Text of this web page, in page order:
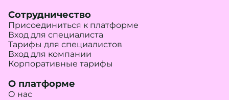
Сотрудничество
Присоединиться к платформе
Вход для специалиста
Тарифы для специалистов
Вход для компании
Корпоративные тарифы
О платформе
О нас